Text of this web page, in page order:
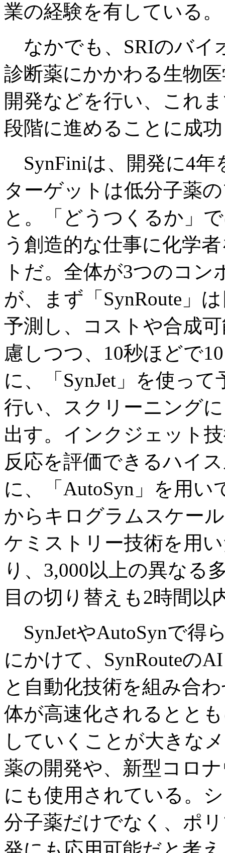
業の経験を有している。
なかでも、SRIのバイ
診断薬にかかわる生物
開発などを行い、これ
段階に進めることに成
SynFiniは、開発に4年
ターゲットは低分子薬
と。「どうつくるか」
う創造的な仕事に化学
トだ。全体が3つのコ
が、まず「SynRoute」
予測し、コストや合成
慮しつつ、10秒ほどで
に、「SynJet」を使っ
行い、スクリーニング
出す。インクジェット
反応を評価できるハイ
に、「AutoSyn」を用
からキログラムスケー
ケミストリー技術を用
り、3,000以上の異なる
目の切り替えも2時間以
SynJetやAutoSynで得
にかけて、SynRouteの
と自動化技術を組み合
体が高速化されるとと
していくことが大きな
薬の開発や、新型コロ
にも使用されている。
分子薬だけでなく、ポ